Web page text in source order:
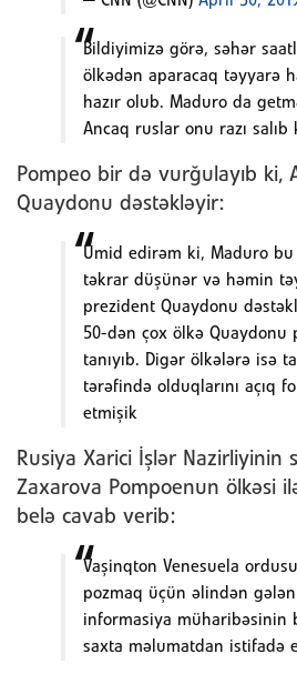
Bildiyimizə görə, səhər
ölkədən aparacaq təyyarə
hazır olub. Maduro da
Ancaq ruslar onu razı salıb
Pompeo bir də vurğulayıb ki,
Quaydonu dəstəkləyir:
Ümid edirəm ki, Maduro
təkrar düşünər və həmin
prezident Quaydonu
50-dən çox ölkə Quaydonu
tanıyıb. Digər ölkələrə isə
tərəfində olduqlarını açıq
etmişik
Rusiya Xarici İşlər Nazirliyinin
Zaxarova Pompoenun ölkəsi
belə cavab verib:
Vaşinqton Venesuela
pozmaq üçün əlindən
informasiya müharibəsinin
saxta məlumatdan istifadə